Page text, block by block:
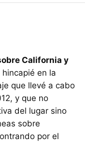
California y
en la
que llevé a cabo
y que no
del lugar sino
sobre
por el